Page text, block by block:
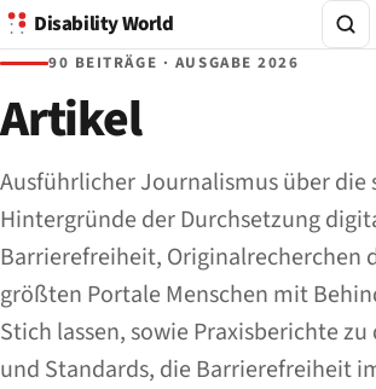
Disability World
90 BEITRÄGE · AUSGABE 2026
Artikel
Ausführlicher Journalismus über
Hintergründe der Durchsetzung
Barrierefreiheit, Originalrecherchen
größten Portale Menschen mit
Stich lassen, sowie Praxisberichte zu
und Standards, die Barrierefreiheit